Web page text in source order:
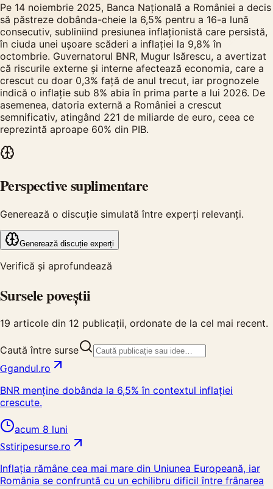
Pe 14 noiembrie 2025, Banca Națională a României a decis
să păstreze dobânda-cheie la 6,5% pentru a 16-a lună
consecutiv, subliniind presiunea inflaționistă care persistă,
în ciuda unei ușoare scăderi a inflației la 9,8% în
octombrie. Guvernatorul BNR, Mugur Isărescu, a avertizat
că riscurile externe și interne afectează economia, care a
crescut cu doar 0,3% față de anul trecut, iar prognozele
indică o inflație sub 8% abia în prima parte a lui 2026. De
asemenea, datoria externă a României a crescut
semnificativ, atingând 221 de miliarde de euro, ceea ce
reprezintă aproape 60% din PIB.
Perspective suplimentare
Generează o discuție simulată între experți relevanți.
Generează discuție experți
Verifică și aprofundează
Sursele poveștii
19 articole din 12 publicații, ordonate de la cel mai recent.
Caută între surse
Ggandul.ro
BNR menține dobânda la 6,5% în contextul inflației
crescute.
acum 8 luni
Sstiripesurse.ro
Inflația rămâne cea mai mare din Uniunea Europeană, iar
România se confruntă cu un echilibru dificil între frânarea